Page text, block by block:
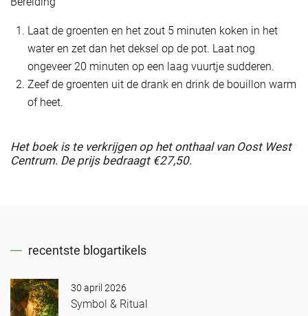
Laat de groenten en het zout 5 minuten koken in het
water en zet dan het deksel op de pot. Laat nog
ongeveer 20 minuten op een laag vuurtje sudderen.
Zeef de groenten uit de drank en drink de bouillon warm
of heet.
Het boek is te verkrijgen op het onthaal van Oost West
Centrum. De prijs bedraagt €27,50.
recentste blogartikels
30 april 2026
Symbol & Ritual